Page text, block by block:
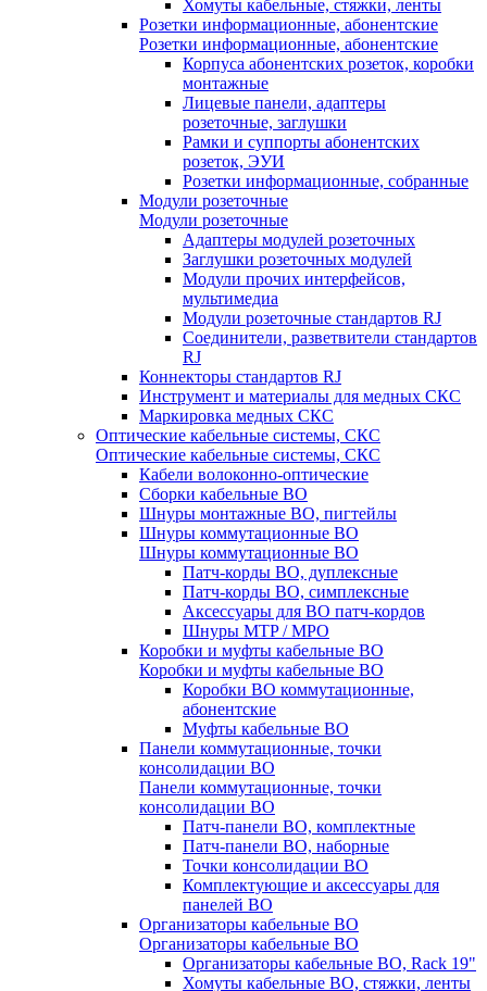
Хомуты кабельные, стяжки, ленты
Розетки информационные, абонентские
Розетки информационные, абонентские
Корпуса абонентских розеток, коробки
монтажные
Лицевые панели, адаптеры
розеточные, заглушки
Рамки и суппорты абонентских
розеток, ЭУИ
Розетки информационные, собранные
Модули розеточные
Модули розеточные
Адаптеры модулей розеточных
Заглушки розеточных модулей
Модули прочих интерфейсов,
мультимедиа
Модули розеточные стандартов RJ
Соединители, разветвители стандартов
RJ
Коннекторы стандартов RJ
Инструмент и материалы для медных СКС
Маркировка медных СКС
Оптические кабельные системы, СКС
Оптические кабельные системы, СКС
Кабели волоконно-оптические
Сборки кабельные ВО
Шнуры монтажные ВО, пигтейлы
Шнуры коммутационные ВО
Шнуры коммутационные ВО
Патч-корды ВО, дуплексные
Патч-корды ВО, симплексные
Аксессуары для ВО патч-кордов
Шнуры MTP / MPO
Коробки и муфты кабельные ВО
Коробки и муфты кабельные ВО
Коробки ВО коммутационные,
абонентские
Муфты кабельные ВО
Панели коммутационные, точки
консолидации ВО
Панели коммутационные, точки
консолидации ВО
Патч-панели ВО, комплектные
Патч-панели ВО, наборные
Точки консолидации ВО
Комплектующие и аксессуары для
панелей ВО
Организаторы кабельные ВО
Организаторы кабельные ВО
Организаторы кабельные ВО, Rack 19"
Хомуты кабельные ВО, стяжки, ленты